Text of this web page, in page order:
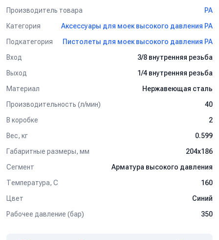
Производитель товара
PA
Категория
Аксессуары для моек высокого давления PA
Подкатегория
Пистолеты для моек высокого давления PA
Вход
3/8 внутренняя резьба
Выход
1/4 внутренняя резьба
Материал
Нержавеющая сталь
Производительность (л/мин)
40
В коробке
2
Вес, кг
0.599
Габаритные размеры, мм
204x186
Сегмент
Арматура высокого давления
Температура, C
160
Цвет
Синий
Рабочее давление (бар)
350